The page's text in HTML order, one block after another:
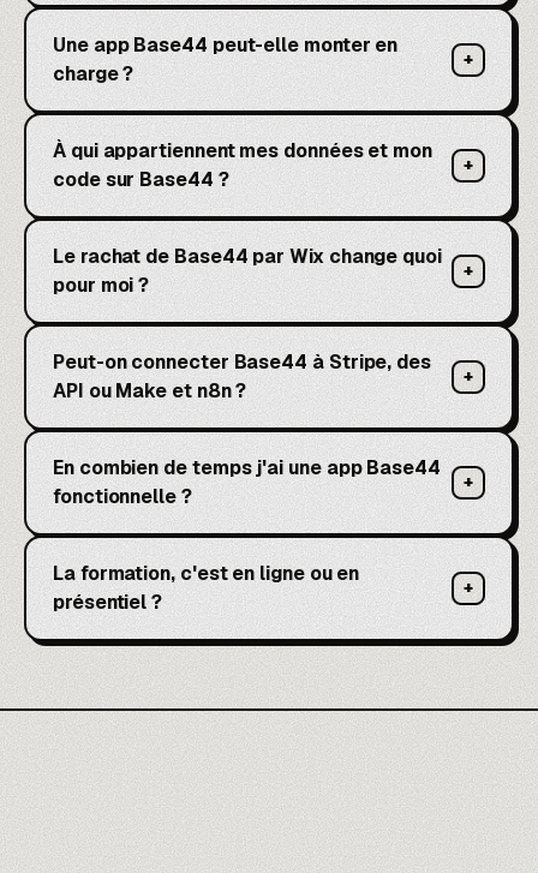
Une app Base44 peut-elle monter en
charge ?
+
À qui appartiennent mes données et mon
code sur Base44 ?
+
Le rachat de Base44 par Wix change quoi
pour moi ?
+
Peut-on connecter Base44 à Stripe, des
API ou Make et n8n ?
+
En combien de temps j'ai une app Base44
fonctionnelle ?
+
La formation, c'est en ligne ou en
présentiel ?
+